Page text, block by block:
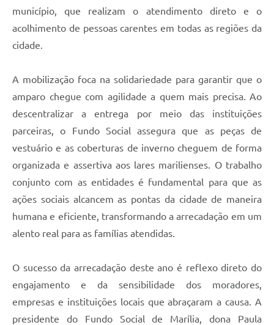
município, que realizam o atendimento direto e o
acolhimento de pessoas carentes em todas as regiões da
cidade.
A mobilização foca na solidariedade para garantir que o
amparo chegue com agilidade a quem mais precisa. Ao
descentralizar a entrega por meio das instituições
parceiras, o Fundo Social assegura que as peças de
vestuário e as coberturas de inverno cheguem de forma
organizada e assertiva aos lares marilienses. O trabalho
conjunto com as entidades é fundamental para que as
ações sociais alcancem as pontas da cidade de maneira
humana e eficiente, transformando a arrecadação em um
alento real para as famílias atendidas.
O sucesso da arrecadação deste ano é reflexo direto do
engajamento e da sensibilidade dos moradores,
empresas e instituições locais que abraçaram a causa. A
presidente do Fundo Social de Marília, dona Paula